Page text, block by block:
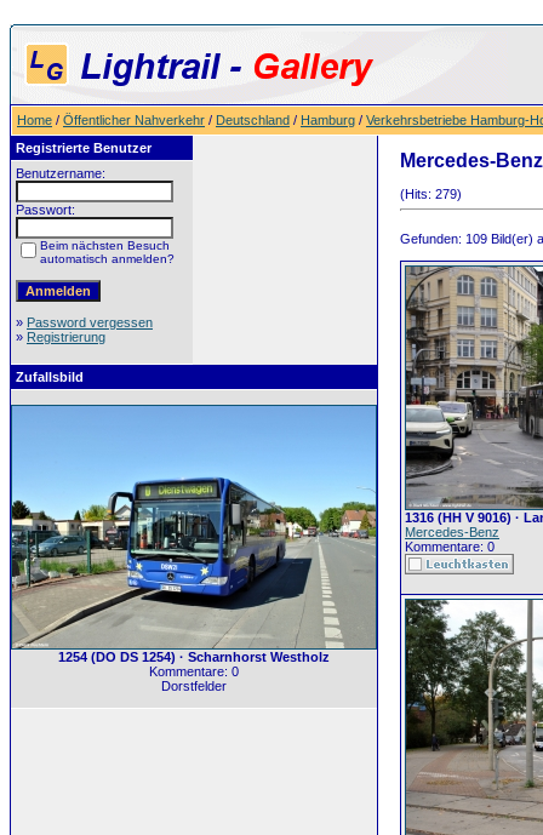
Home / Öffentlicher Nahverkehr / Deutschland / Hamburg / Verkehrsbetriebe Hamburg-
Registrierte Benutzer
Benutzername:
Passwort:
Beim nächsten Besuch
automatisch anmelden?
» Password vergessen
» Registrierung
Zufallsbild
1254 (DO DS 1254) · Scharnhorst Westholz
Kommentare: 0
Dorstfelder
Mercedes-Benz
(Hits: 279)
Gefunden: 109 Bild(er)
1316 (HH V 9016) ·
Mercedes-Benz
Kommentare: 0